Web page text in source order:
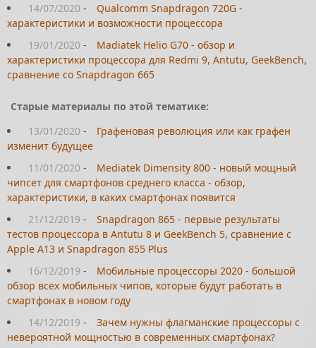
14/07/2020 -
Qualcomm Snapdragon 720G -
характеристики и возможности процессора
19/01/2020 -
Madiatek Helio G70 - обзор и
характеристики процессора для Redmi 9, Antutu, GeekBench,
сравнение со Snapdragon 665
Старые материалы по этой тематике:
13/01/2020 -
Графеновая революция или как графен
изменит будущее
11/01/2020 -
Mediatek Dimensity 800 - новый мощный
чипсет для смартфонов среднего класса - обзор,
характеристики, в каких смартфонах появится
21/12/2019 -
Snapdragon 865 - первые результаты
тестов процессора в Antutu 8 и GeekBench 5, сравнение с
Apple A13 и Snapdragon 855 Plus
16/12/2019 -
Мобильные процессоры 2020 - большой
обзор всех мобильных чипов, которые будут работать в
смартфонах в новом году
14/12/2019 -
Зачем нужны флагманские процессоры с
невероятной мощностью в современных смартфонах?